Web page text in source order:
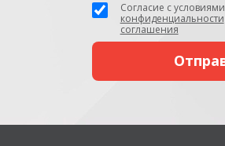
Согласие с условиями
конфиденциальности
соглашения